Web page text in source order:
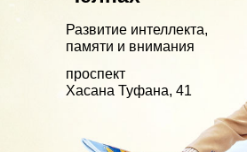
Развитие интеллекта,
памяти и внимания
проспект
Хасана Туфана, 41